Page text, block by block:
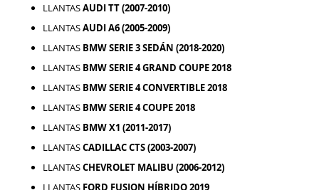
LLANTASAUDI TT (2007-2010)
LLANTASAUDI A6 (2005-2009)
LLANTAS BMW SERIE 3 SEDÁN (2018-2020)
LLANTAS BMW SERIE 4 GRAND COUPE 2018
LLANTAS BMW SERIE 4 CONVERTIBLE 2018
LLANTAS BMW SERIE 4 COUPE 2018
LLANTAS BMW X1 (2011-2017)
LLANTASCADILLAC CTS (2003-2007)
LLANTASCHEVROLET MALIBU (2006-2012)
LLANTAS FORD FUSION HÍBRIDO 2019